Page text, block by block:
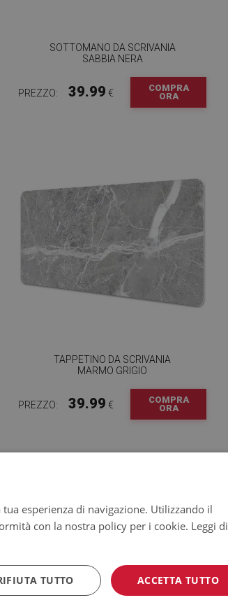
SOTTOMANO DA SCRIVANIA
SABBIA NERA
PREZZO: 39.99 €
COMPRA
ORA
TAPPETINO DA SCRIVANIA
MARMO GRIGIO
PREZZO: 39.99 €
COMPRA
ORA
esperienza di navigazione. Utilizzando il
con la nostra policy per i cookie. Leggi di
ACCETTA TUTTO
TUTTO